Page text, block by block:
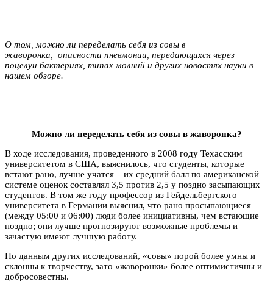
О том, можно ли переделать себя из совы в
жаворонка
опасности пневмонии, передающихся через
поцелуи бактериях, типах молний и других новостях науки в
нашем обзоре.
Можно ли переделать себя из совы в жаворонка?
В ходе исследования, проведенного в 2008 году Техасским
университетом в США, выяснилось, что студенты, которые
встают рано, лучше учатся – их средний балл по американской
системе оценок составлял 3,5 против 2,5 у поздно засыпающих
студентов. В том же году профессор из Гейдельбергского
университета в Германии выяснил, что рано просыпающиеся
(между 05:00 и 06:00) люди более инициативны, чем встающие
поздно; они лучше прогнозируют возможные проблемы и
зачастую имеют лучшую работу.
По данным других исследований, «совы» порой более умны и
склонны к творчеству, зато «жаворонки» более оптимистичны и
добросовестны.